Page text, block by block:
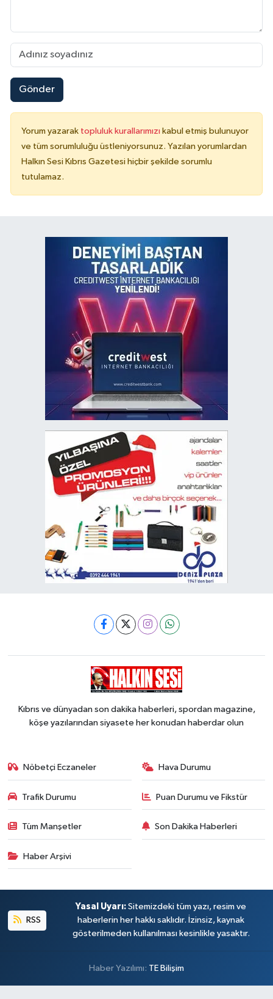
Gönder
Yorum yazarak topluluk kurallarımızı kabul etmiş bulunuyor
ve tüm sorumluluğu üstleniyorsunuz. Yazılan yorumlardan
Halkın Sesi Kıbrıs Gazetesi hiçbir şekilde sorumlu
tutulamaz.
Kıbrıs ve dünyadan son dakika haberleri, spordan magazine,
köşe yazılarından siyasete her konudan haberdar olun
Nöbetçi Eczaneler Hava Durumu
Trafik Durumu Puan Durumu ve Fikstür
Tüm Manşetler Son Dakika Haberleri
Haber Arşivi
RSS
Yasal Uyarı: Sitemizdeki tüm yazı, resim ve
haberlerin her hakkı saklıdır. İzinsiz, kaynak
gösterilmeden kullanılması kesinlikle yasaktır.
Haber Yazılımı: TE Bilişim